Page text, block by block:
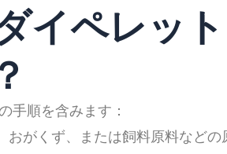
イペレッ
手順を含みます：
おがくず、または飼料原料など